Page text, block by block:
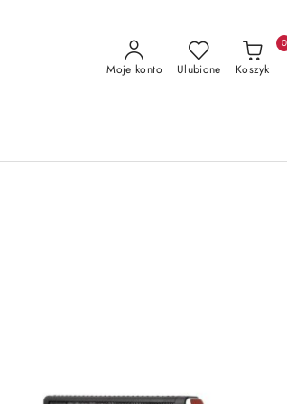
Moje konto Ulubione Koszyk
0